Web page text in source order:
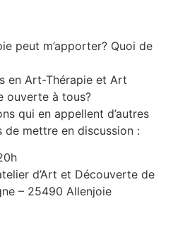
peut m’apporter? Quoi de
en Art-Thérapie et Art
ouverte à tous?
qui en appellent d’autres
mettre en discussion :
d’Art et Découverte de
– 25490 Allenjoie